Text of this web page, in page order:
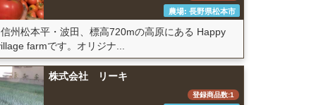
農場: 長野県松本市
信州松本平・波田、標高720mの高原にある Happy
farmです。オリジナ...
株式会社 リーキ
登録商品数:1